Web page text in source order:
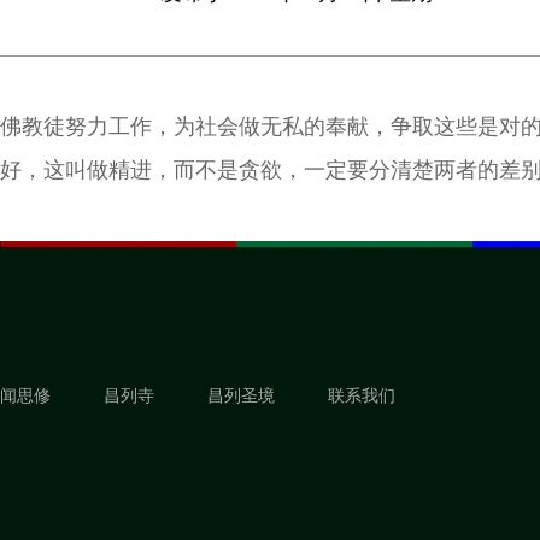
佛教徒努力工作，为社会做无私的奉献，争取这些是对
好，这叫做精进，而不是贪欲，一定要分清楚两者的差
闻思修 昌列寺 昌列圣境 联系我们